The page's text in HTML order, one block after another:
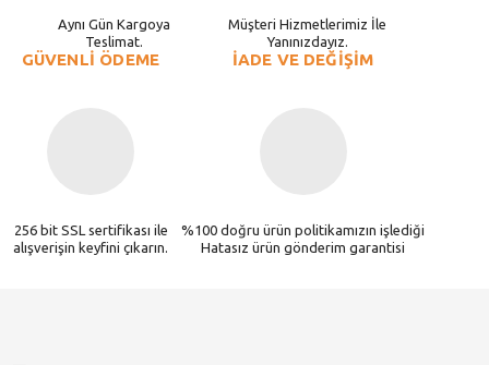
Aynı Gün Kargoya
Teslimat.
Müşteri Hizmetlerimiz İle
Yanınızdayız.
GÜVENLİ ÖDEME
256 bit SSL sertifikası ile
alışverişin keyfini çıkarın.
İADE VE DEĞİŞİM
%100 doğru ürün politikamızın işlediği
Hatasız ürün gönderim garantisi